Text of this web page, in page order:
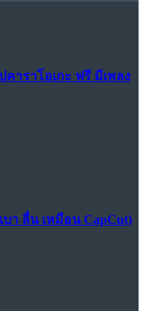
าราโอเกะ ฟรี มีเพลง
า ลื่น เหมือน CapCut)